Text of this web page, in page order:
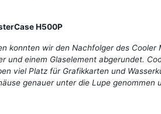
H500P
konnten wir den Nachfolger des
und einem Glaselement abgerundet.
viel Platz für Grafikkarten und
genauer unter die Lupe